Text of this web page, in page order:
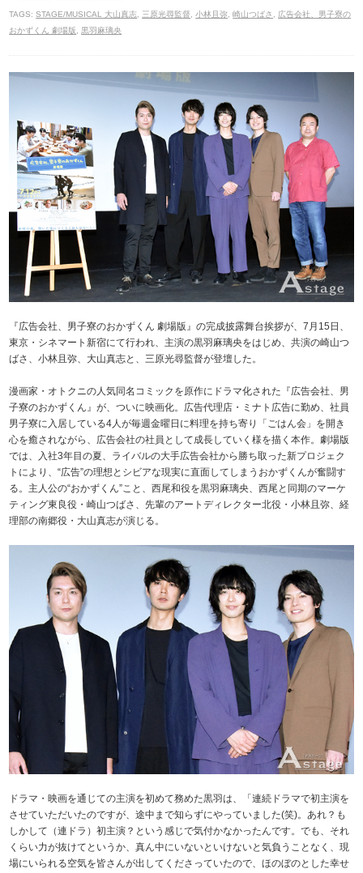
TAGS:STAGE/MUSICAL 大山真志 三原光尋監督 ,小林且弥 ,崎山つばさ
広告会社、男子寮の
おかずくん 劇場版
,黒羽麻璃央
『広告会社、男子寮のおかずくん 劇場版』の完成披露舞台挨拶が、7月15日、
東京・シネマート新宿にて行われ、主演の黒羽麻璃央をはじめ、共演の崎山つ
ばさ、小林且弥、大山真志と、三原光尋監督が登壇した。
漫画家・オトクニの人気同名コミックを原作にドラマ化された『広告会社、男
子寮のおかずくん』が、ついに映画化。広告代理店・ミナト広告に勤め、社員
男子寮に入居している4人が毎週金曜日に料理を持ち寄り「ごはん会」を開き
心を癒されながら、広告会社の社員として成長していく様を描く本作。劇場版
では、入社3年目の夏、ライバルの大手広告会社から勝ち取った新プロジェク
トにより、“広告”の理想とシビアな現実に直面してしまうおかずくんが奮闘す
る。主人公の“おかずくん”こと、西尾和役を黒羽麻璃央、西尾と同期のマーケ
ティング東良役・崎山つばさ、先輩のアートディレクター北役・小林且弥、経
理部の南郷役・大山真志が演じる。
ドラマ・映画を通じての主演を初めて務めた黒羽は、「連続ドラマで初主演を
させていただいたのですが、途中まで知らずにやっていました(笑)。あれ？も
しかして（連ドラ）初主演？という感じで気付かなかったんです。でも、それ
くらい力が抜けてというか、真ん中にいないといけないと気負うことなく、現
場にいられる空気を皆さんが出してくださっていたので、ほのぼのとした幸せ